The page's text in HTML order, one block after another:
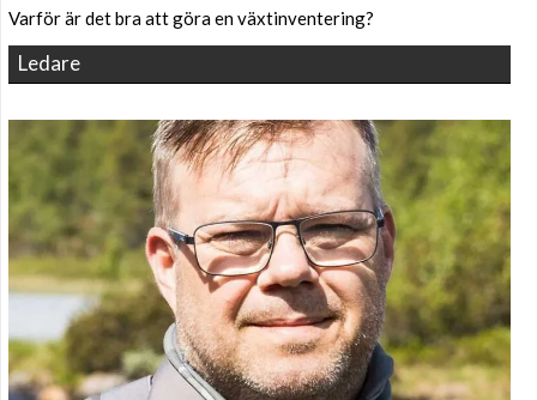
Varför är det bra att göra en växtinventering?
Ledare